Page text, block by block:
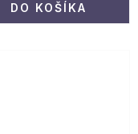
DO KOŠÍKA